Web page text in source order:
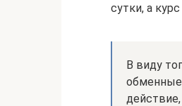
сутки, а
В виду
обменные